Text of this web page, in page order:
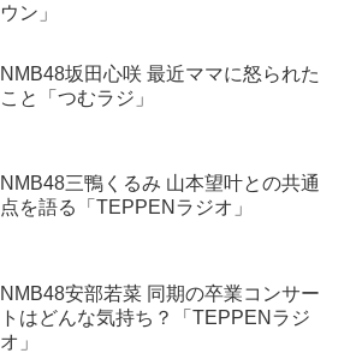
ウン」
NMB48坂田心咲 最近ママに怒られた
こと「つむラジ」
NMB48三鴨くるみ 山本望叶との共通
点を語る「TEPPENラジオ」
NMB48安部若菜 同期の卒業コンサー
トはどんな気持ち？「TEPPENラジ
オ」